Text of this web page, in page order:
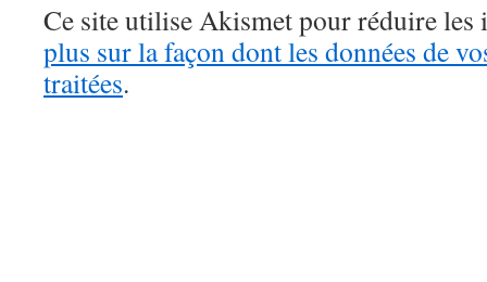
Ce site utilise Akismet pour réduire les
plus sur la façon dont les données de
traitées.